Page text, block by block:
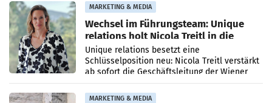
MARKETING & MEDIA
Wechsel im Führungsteam: Unique
relations holt Nicola Treitl in die
Geschäftsleitung
Unique relations besetzt eine
Schlüsselposition neu: Nicola Treitl verstärkt
ab sofort die Geschäftsleitung der Wiener
PR-Agentur an der Seite von Josef Kalina und
Anna Kalina-Mahr.
MARKETING & MEDIA